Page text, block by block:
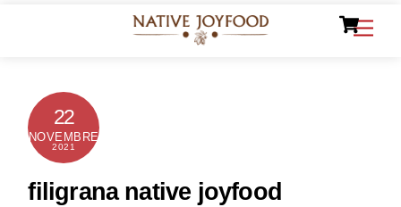
22
NOVEMBRE
2021
filigrana native joyfood